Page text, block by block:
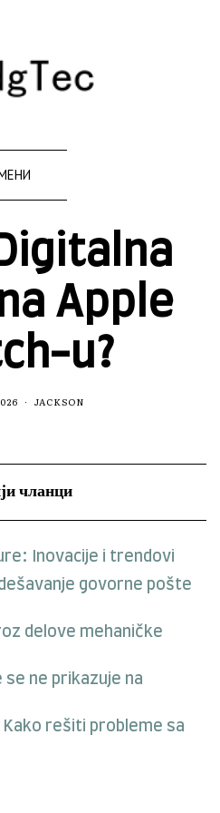
Apple
u?
JACKSON
чланци
Inovacije i trendovi
govorne pošte
delove mehaničke
se ne prikazuje na
Kako rešiti probleme sa